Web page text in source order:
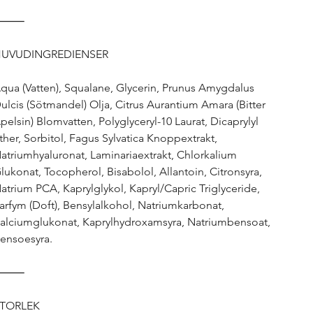
(Vatten), Squalane, Glycerin, Prunus Amygdalus
(Sötmandel) Olja, Citrus Aurantium Amara (Bitter
Blomvatten, Polyglyceryl-10 Laurat, Dicaprylyl
Sorbitol, Fagus Sylvatica Knoppextrakt,
Laminariaextrakt, Chlorkalium
Tocopherol, Bisabolol, Allantoin, Citronsyra,
PCA, Kaprylglykol, Kapryl/Capric Triglyceride,
(Doft), Bensylalkohol, Natriumkarbonat,
Kaprylhydroxamsyra, Natriumbensoat,